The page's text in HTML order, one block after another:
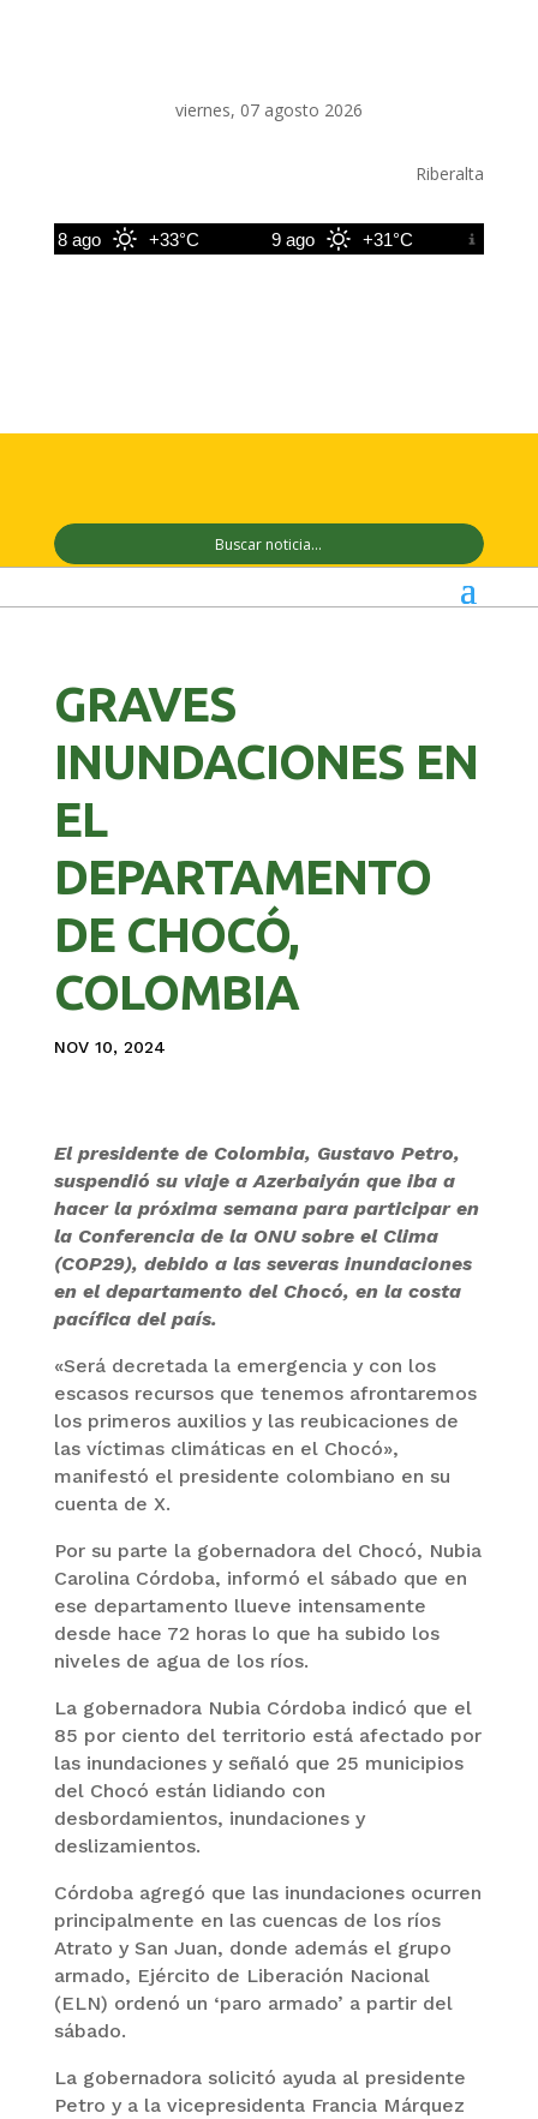
viernes, 07 agosto 2026
Riberalta
8 ago +33°C 9 ago +31°C 10 ago
GRAVES
INUNDACIONES EN
EL
DEPARTAMENTO
DE CHOCÓ,
COLOMBIA
NOV 10, 2024
El presidente de Colombia, Gustavo Petro,
suspendió su viaje a Azerbaiyán que iba a
hacer la próxima semana para participar en
la Conferencia de la ONU sobre el Clima
(COP29), debido a las severas inundaciones
en el departamento del Chocó, en la costa
pacífica del país.
«Será decretada la emergencia y con los
escasos recursos que tenemos afrontaremos
los primeros auxilios y las reubicaciones de
las víctimas climáticas en el Chocó»,
manifestó el presidente colombiano en su
cuenta de X.
Por su parte la gobernadora del Chocó, Nubia
Carolina Córdoba, informó el sábado que en
ese departamento llueve intensamente
desde hace 72 horas lo que ha subido los
niveles de agua de los ríos.
La gobernadora Nubia Córdoba indicó que el
85 por ciento del territorio está afectado por
las inundaciones y señaló que 25 municipios
del Chocó están lidiando con
desbordamientos, inundaciones y
deslizamientos.
Córdoba agregó que las inundaciones ocurren
principalmente en las cuencas de los ríos
Atrato y San Juan, donde además el grupo
armado, Ejército de Liberación Nacional
(ELN) ordenó un ‘paro armado’ a partir del
sábado.
La gobernadora solicitó ayuda al presidente
Petro y a la vicepresidenta Francia Márquez